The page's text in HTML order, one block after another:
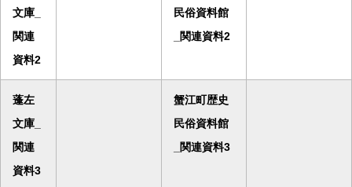
文庫_
関連
資料2
民俗資料館
_関連資料2
蓬左
文庫_
関連
資料3
蟹江町歴史
民俗資料館
_関連資料3